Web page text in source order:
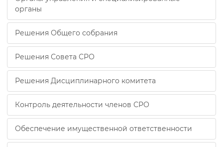
органы
Решения Общего собрания
Решения Совета СРО
Решения Дисциплинарного комитета
Контроль деятельности членов СРО
Обеспечение имущественной ответственности